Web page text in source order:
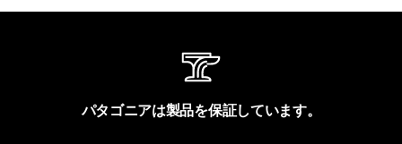
パタゴニアは製品を保証しています。